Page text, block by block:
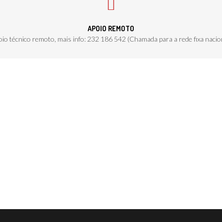
APOIO REMOTO
técnico remoto, mais info: 232 186 542 (Chamada para a rede fixa